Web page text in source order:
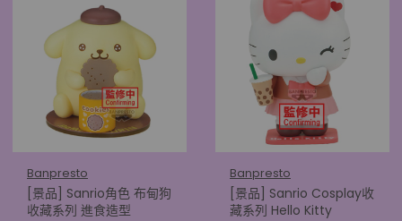
Banpresto
[景品] Sanrio角色 布甸狗
收藏系列 進食造型
Banpresto
[景品] Sanrio Cosplay收
藏系列 Hello Kitty